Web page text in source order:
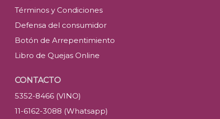
Términos y Condiciones
Defensa del consumidor
Botón de Arrepentimiento
Libro de Quejas Online
CONTACTO
5352-8466 (VINO)
11-6162-3088 (Whatsapp)